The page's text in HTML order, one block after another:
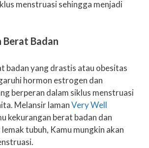
menstruasi sehingga menjadi
Berat Badan
badan yang drastis atau obesitas
hormon estrogen dan
berperan dalam siklus menstruasi
Melansir lamanVery Well
kekurangan berat badan dan
tubuh, Kamu mungkin akan